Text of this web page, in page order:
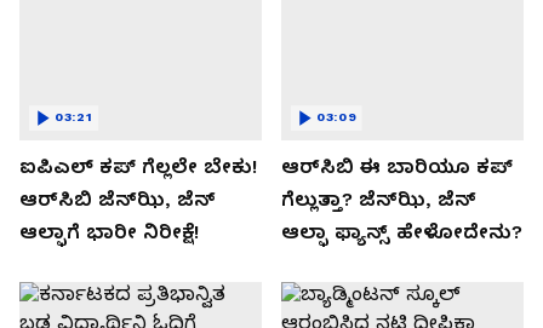
ಐಪಿಎಲ್ ಕಪ್‌ ಗೆಲ್ಲಲೇ ಬೇಕು!
ಆರ್‌ಸಿಬಿ ಜೆನ್‌ಝಿ, ಜೆನ್‌
ಆಲ್ಫಾಗೆ ಭಾರೀ ನಿರೀಕ್ಷೆ!
03:21
ಆರ್‌ಸಿಬಿ ಈ ಬಾರಿಯೂ ಕಪ್‌
ಗೆಲ್ಲುತ್ತಾ? ಜೆನ್‌ಝಿ, ಜೆನ್‌
ಆಲ್ಫಾ ಫ್ಯಾನ್ಸ್ ಹೇಳೋದೇನು?
03:09